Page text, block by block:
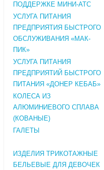
ПОДДЕРЖКЕ МИНИ-АТС
УСЛУГА ПИТАНИЯ
ПРЕДПРИЯТИЯ БЫСТРОГО
ОБСЛУЖИВАНИЯ «МАК-
ПИК»
УСЛУГА ПИТАНИЯ
ПРЕДПРИЯТИЙ БЫСТРОГО
ПИТАНИЯ «ДОНЕР КЕБАБ»
КОЛЕСА ИЗ
АЛЮМИНИЕВОГО СПЛАВА
(КОВАНЫЕ)
ГАЛЕТЫ
ИЗДЕЛИЯ ТРИКОТАЖНЫЕ
БЕЛЬЕВЫЕ ДЛЯ ДЕВОЧЕК